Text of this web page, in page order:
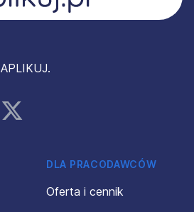
Instagram
DLA PRACODAWCÓW
Oferta i cennik